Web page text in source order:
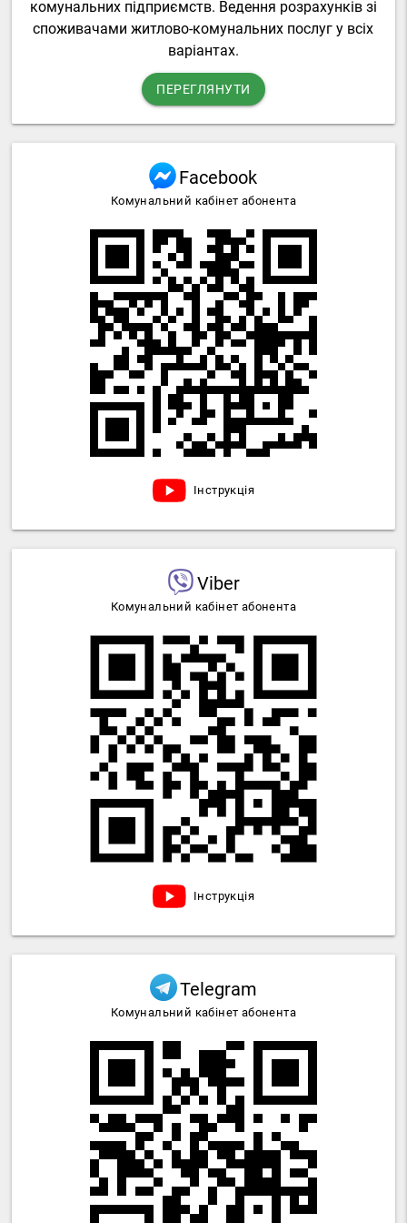
комунальних підприємств. Ведення розрахунків зі
споживачами житлово-комунальних послуг у всіх
варіантах.
ПЕРЕГЛЯНУТИ
Facebook
Комунальний кабінет абонента
Інструкція
Viber
Комунальний кабінет абонента
Інструкція
Telegram
Комунальний кабінет абонента